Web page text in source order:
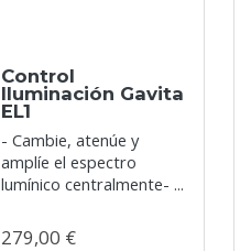
Control
Iluminación Gavita
EL1
- Cambie, atenúe y
amplíe el espectro
lumínico centralmente- ...
279,00 €